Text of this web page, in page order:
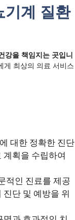
기계 질환
강을 책임지는 곳입니
게 최상의 의료 서비스
대한 정확한 진단
획을 수립하여
적인 진료를 제공
단 및 예방을 위